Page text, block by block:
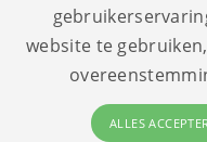
Taal:
website te
ALLES